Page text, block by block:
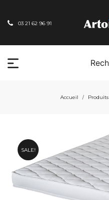
03 21 62 96 91
Accueil / Produits
SALE!